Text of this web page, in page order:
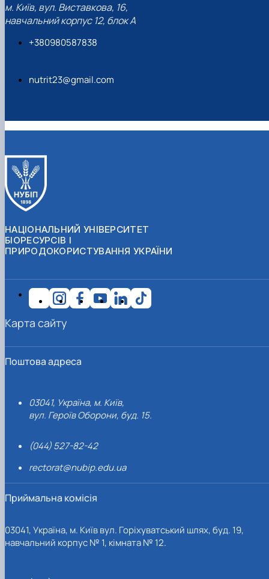
м. Київ, вул. Виставкова, 16,
навчальний корпус 12, блок А
+380980587838
nutrit23@gmail.com
НАЦІОНАЛЬНИЙ УНІВЕРСИТЕТ
БІОРЕСУРСІВ І
ПРИРОДОКОРИСТУВАННЯ УКРАЇНИ
Поштова адреса
03041, Україна, м. Київ,
вул. Героїв Оборони, буд. 15.
(044) 527-82-42
rectorat@nubip.edu.ua
Приймальна комісія
03041, Україна, м. Київ вул. Горіхуватський шлях, буд. 19,
навчальний корпус № 1, кімната № 12.
Карта сайту